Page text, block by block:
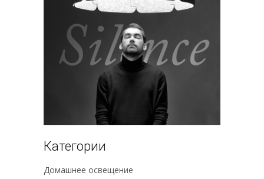
Категории
Домашнее освещение